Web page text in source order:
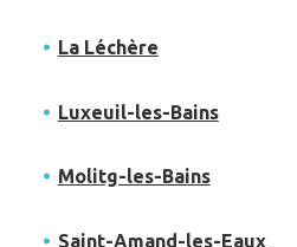
La Léchère
Luxeuil-les-Bains
Molitg-les-Bains
Saint-Amand-les-Eaux